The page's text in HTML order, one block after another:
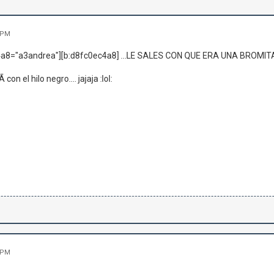
...LE SALES CON QUE ERA UNA
con el hilo negro.... jajaja :lol: